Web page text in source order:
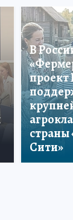
В
страны
Сити»